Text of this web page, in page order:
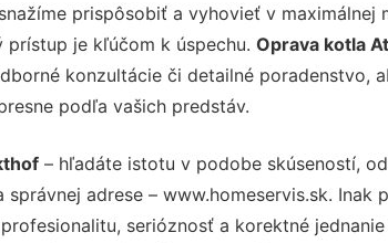
prispôsobiť a vyhovieť v maximálnej
je kľúčom k úspechu. Oprava kotla
konzultácie či detailné poradenstvo,
podľa vašich predstáv.
– hľadáte istotu v podobe skúseností,
adrese – www.homeservis.sk. Inak
serióznosť a korektné